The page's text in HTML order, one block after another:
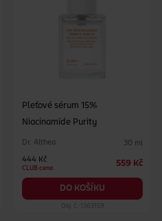
Pleťové sérum 15%
Niacinamide Purity
Dr. Althea 30 ml
444 Kč
CLUB cena
559 Kč
DO KOŠÍKU
Obj. č.: 1363159